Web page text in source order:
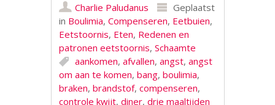
Charlie Paludanus
Geplaatst
in Boulimia,Compenseren, Eetbuien,
Eetstoornis, Eten, Redenen en
patronen eetstoornis,Schaamte
aankomen,afvallen,angst,angst
om aan te komen,bang,boulimia,
braken,brandstof,compenseren,
controle kwijt,diner,drie maaltijden